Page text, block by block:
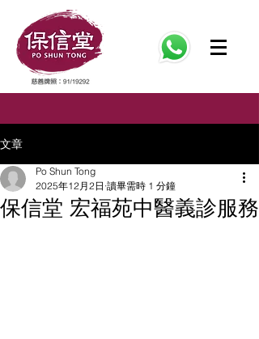
文章
保信堂 宏福苑中醫義診服務
Po Shun Tong
2025年12月2日 讀畢需時 1 分鐘